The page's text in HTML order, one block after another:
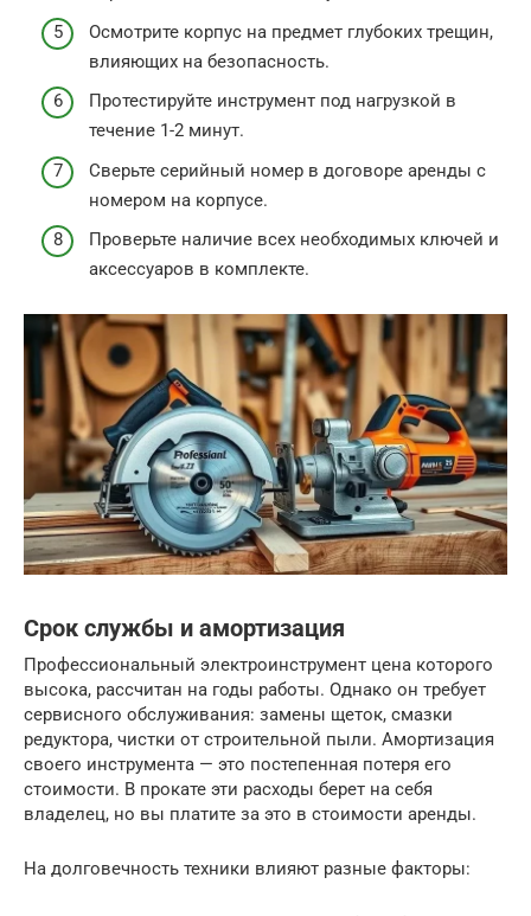
Осмотрите корпус на предмет глубоких трещин,
влияющих на безопасность.
Протестируйте инструмент под нагрузкой в
течение 1-2 минут.
Сверьте серийный номер в договоре аренды с
номером на корпусе.
Проверьте наличие всех необходимых ключей и
аксессуаров в комплекте.
Срок службы и амортизация
Профессиональный электроинструмент цена которого
высока, рассчитан на годы работы. Однако он требует
сервисного обслуживания: замены щеток, смазки
редуктора, чистки от строительной пыли. Амортизация
своего инструмента — это постепенная потеря его
стоимости. В прокате эти расходы берет на себя
владелец, но вы платите за это в стоимости аренды.
На долговечность техники влияют разные факторы: